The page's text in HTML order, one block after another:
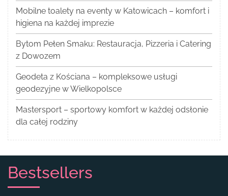
Mobilne toalety na eventy w Katowicach – komfort i
higiena na każdej imprezie
Bytom Pełen Smaku: Restauracja, Pizzeria i Catering
z Dowozem
Geodeta z Kościana – kompleksowe usługi
geodezyjne w Wielkopolsce
Mastersport – sportowy komfort w każdej odsłonie
dla całej rodziny
Bestsellers